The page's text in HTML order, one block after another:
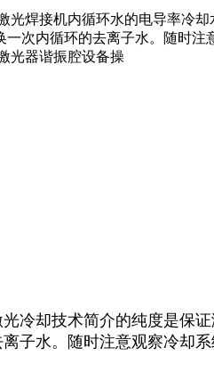
焊接机内循环水的电导率冷
次内循环的去离子水。随时
光器谐振腔设备操
冷却技术简介的纯度是保
子水。随时注意观察冷却